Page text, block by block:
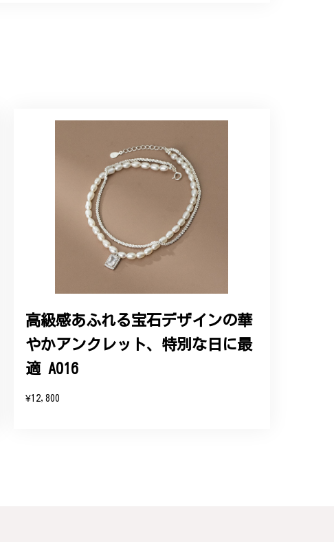
ザインで、イメージ以上にとても素敵な1点でし
ョップという印象を受けました。予想通り、届い
こと、そして当店を信頼いただけたことを大
もお客様にご満足頂けるサービスを心がけて
願い申し上げます。
高級感あふれる宝石デザインの華
やかアンクレット、特別な日に最
適 A016
¥12,800